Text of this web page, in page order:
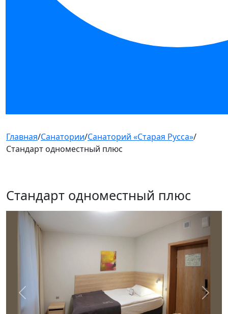
Главная/Санатории/Санаторий «Старая Русса»/
Стандарт одноместный плюс
Стандарт одноместный плюс
Предыдущий